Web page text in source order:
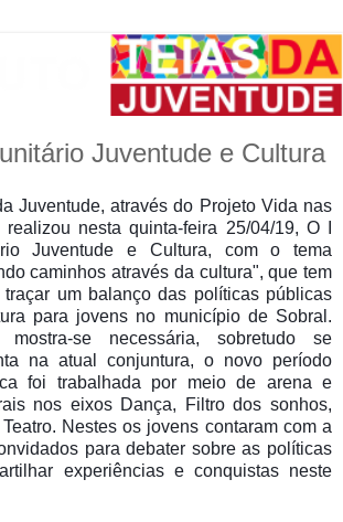
Juventude e Cultura
Juventude, através do Projeto Vida nas
nesta quinta-feira 25/04/19, O I
Juventude e Cultura, com o tema
caminhos através da cultura", que tem
um balanço das políticas públicas
para jovens no município de Sobral.
mostra-se necessária, sobretudo se
na atual conjuntura, o novo período
foi trabalhada por meio de arena e
nos eixos Dança, Filtro dos sonhos,
Nestes os jovens contaram com a
para debater sobre as políticas
experiências e conquistas neste